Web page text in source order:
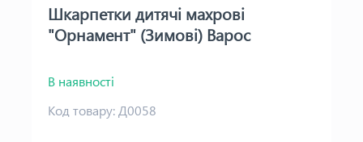
Шкарпетки дитячі махрові
"Орнамент" (Зимові) Варос
В наявності
Код товару:Д0058